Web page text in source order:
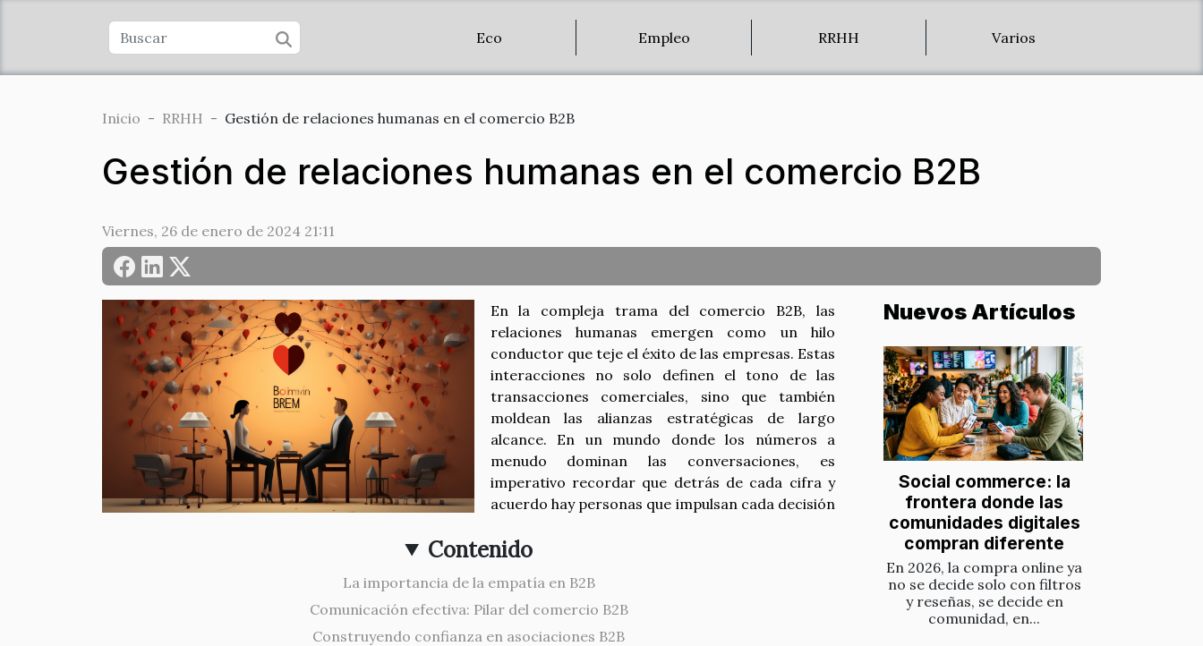
Eco Empleo RRHH Varios
Inicio RRHH Gestión de relaciones humanas en el comercio B2B
Gestión de relaciones humanas en el comercio B2B
Viernes, 26 de enero de 2024 21:11
Contenido
La importancia de la empatía en B2B
Comunicación efectiva: Pilar del comercio B2B
Construyendo confianza en asociaciones B2B
En la compleja trama del comercio B2B, las
relaciones humanas emergen como un hilo
conductor que teje el éxito de las empresas. Estas
interacciones no solo definen el tono de las
transacciones comerciales, sino que también
moldean las alianzas estratégicas de largo
alcance. En un mundo donde los números a
menudo dominan las conversaciones, es
imperativo recordar que detrás de cada cifra y
acuerdo hay personas que impulsan cada decisión
Nuevos Artículos
Social commerce: la
frontera donde las
comunidades digitales
compran diferente
En 2026, la compra online ya
no se decide solo con filtros
y reseñas, se decide en
comunidad, en...